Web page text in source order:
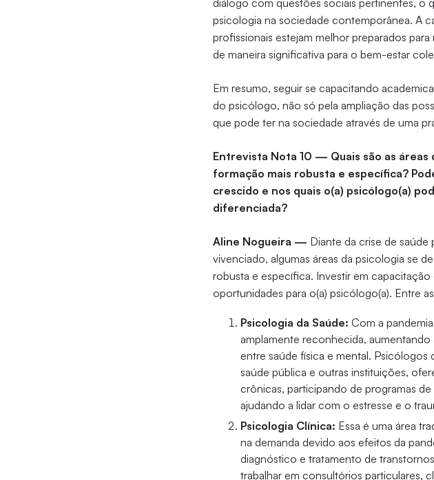
diálogo com questões sociais pertinentes, o
psicologia na sociedade contemporânea. A
profissionais estejam melhor preparados
de maneira significativa para o bem-estar
Em resumo, seguir se capacitando
do psicólogo, não só pela ampliação das
que pode ter na sociedade através de uma
Entrevista Nota 10 — Quais são as áreas
formação mais robusta e específica?
crescido e nos quais o(a) psicólogo(a)
diferenciada?
Aline Nogueira — Diante da crise de
vivenciado, algumas áreas da psicologia se
robusta e específica. Investir em
oportunidades para o(a) psicólogo(a). Entre
Psicologia da Saúde: Com a
amplamente reconhecida,
entre saúde física e mental. Psicólogos
saúde pública e outras instituições,
crônicas, participando de programas
ajudando a lidar com o estresse e o
Psicologia Clínica: Essa é uma área
na demanda devido aos efeitos da
diagnóstico e tratamento de
trabalhar em consultórios particulares,